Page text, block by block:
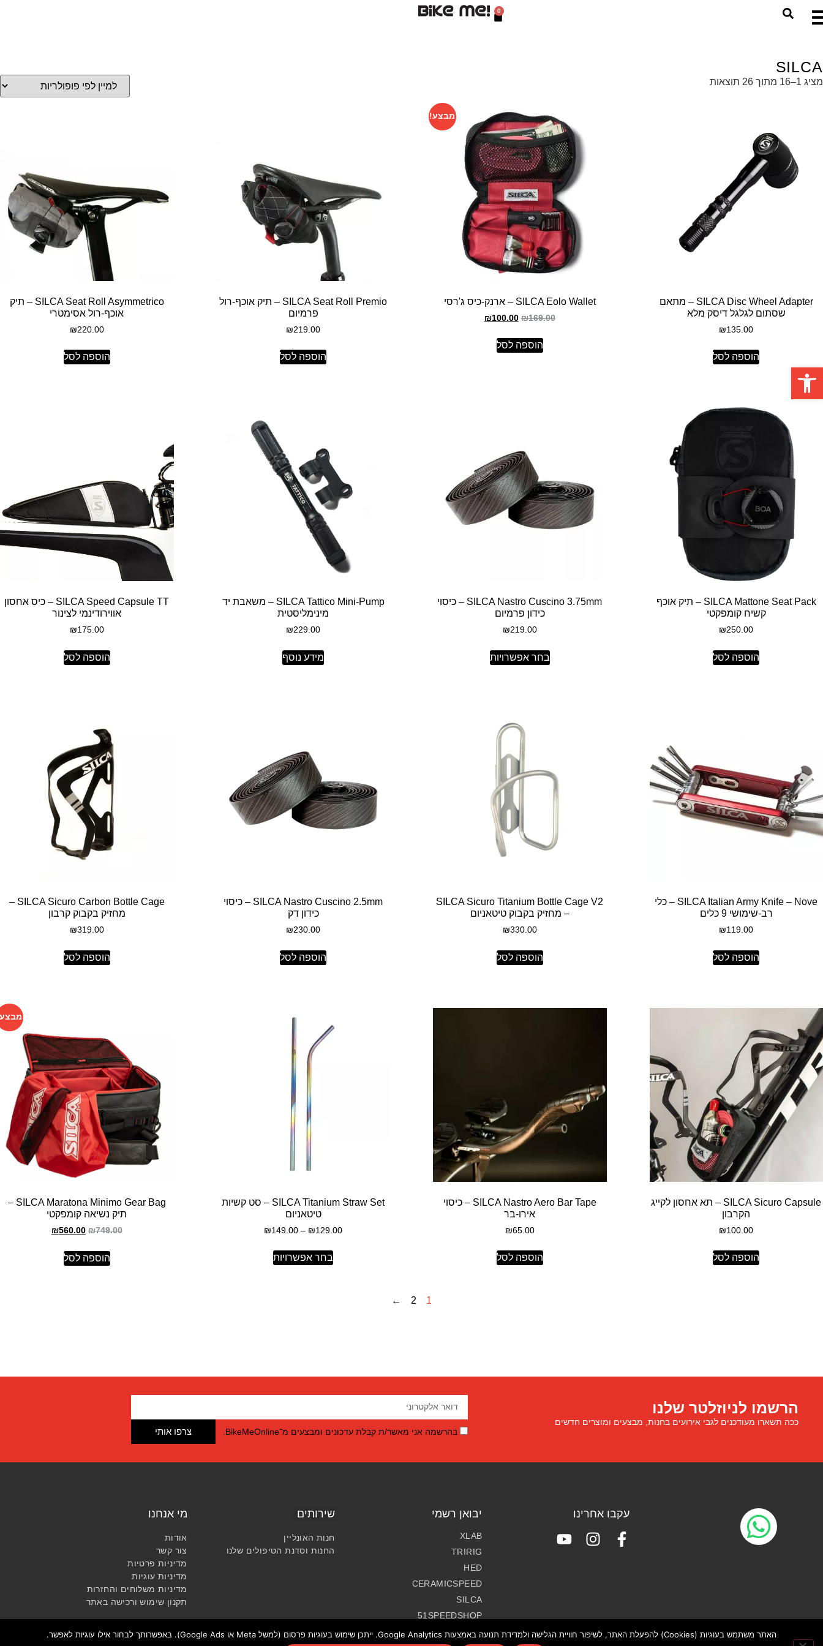
פתח סרגל נגישות
0
SILCA
מציג 1–16 מתוך 26 תוצאות
SILCA Disc Wheel Adapter – מתאם
שסתום לגלגל דיסק מלא
₪135.00
הוספה לסל
מבצע!
SILCA Eolo Wallet – ארנק-כיס ג'רסי
₪169.00
₪100.00
הוספה לסל
SILCA Seat Roll Premio – תיק אוכף-רול
פרמיום
₪219.00
הוספה לסל
SILCA Seat Roll Asymmetrico – תיק
אוכף-רול אסימטרי
₪220.00
הוספה לסל
SILCA Mattone Seat Pack – תיק אוכף
קשיח קומפקטי
₪250.00
הוספה לסל
SILCA Nastro Cuscino 3.75mm – כיסוי
כידון פרמיום
₪219.00
בחר אפשרויות
SILCA Tattico Mini-Pump – משאבת יד
מינימליסטית
₪229.00
מידע נוסף
SILCA Speed Capsule TT – כיס אחסון
אווירודינמי לצינור
₪175.00
הוספה לסל
SILCA Italian Army Knife – Nove – כלי
רב-שימושי 9 כלים
₪119.00
הוספה לסל
SILCA Sicuro Titanium Bottle Cage V2
– מחזיק בקבוק טיטאניום
₪330.00
הוספה לסל
SILCA Nastro Cuscino 2.5mm – כיסוי
כידון דק
₪230.00
הוספה לסל
SILCA Sicuro Carbon Bottle Cage –
מחזיק בקבוק קרבון
₪319.00
הוספה לסל
SILCA Sicuro Capsule – תא אחסון לקייג
הקרבון
₪100.00
הוספה לסל
SILCA Nastro Aero Bar Tape – כיסוי
אירו-בר
₪65.00
הוספה לסל
SILCA Titanium Straw Set – סט קשיות
טיטאניום
₪129.00
–
₪149.00
בחר אפשרויות
SILCA Maratona Minimo Gear Bag –
תיק נשיאה קומפקטי
₪749.00
₪560.00
הוספה לסל
1
2
←
הרשמו לניוזלטר שלנו
ככה תשארו מעודכנים לגבי אירועים בחנות, מבצעים ומוצרים חדשים
בהרשמה אני מאשר/ת קבלת עדכונים ומבצעים מ־BikeMeOnline.
צרפו אותי
עקבו אחרינו יבואן רשמי
XLAB
TRIRIG
HED
CERAMICSPEED
SILCA
51SPEEDSHOP
שירותים
חנות האונליין
החנות וסדנת הטיפולים שלנו
מי אנחנו
אודות
צור קשר
מדיניות פרטיות
מדיניות עוגיות
מדיניות משלוחים והחזרות​
תקנון שימוש ורכישה באתר
האתר משתמש בעוגיות (Cookies) להפעלת האתר, לשיפור חוויית הגלישה ולמדידת תנועה באמצעות Google Analytics. ייתכן שימוש בעוגיות פרסום (למשל Meta או Google Ads). באפשרותך לבחור אילו עוגיות לאפשר.